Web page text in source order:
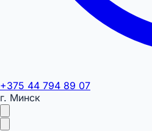
+375 44 794 89 07
г. Минск